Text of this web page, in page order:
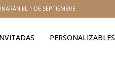
EL 1 DE SEPTIEMBRE
PERSONALIZABLES